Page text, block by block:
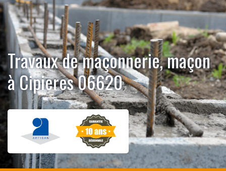
Travaux de maçonnerie, maçon
à Cipieres 06620